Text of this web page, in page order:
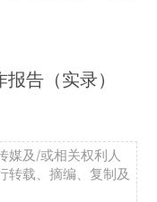
告（实录）
媒及/或相关权利人
转载、摘编、复制及